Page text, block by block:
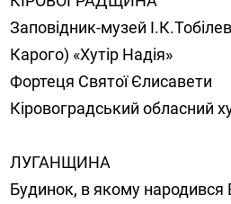
Заповідник-музей
Карого) «Хутір Надія»
Фортеця Святої Єлисавети
Кіровоградський обласний
ЛУГАНЩИНА
Будинок, в якому народився